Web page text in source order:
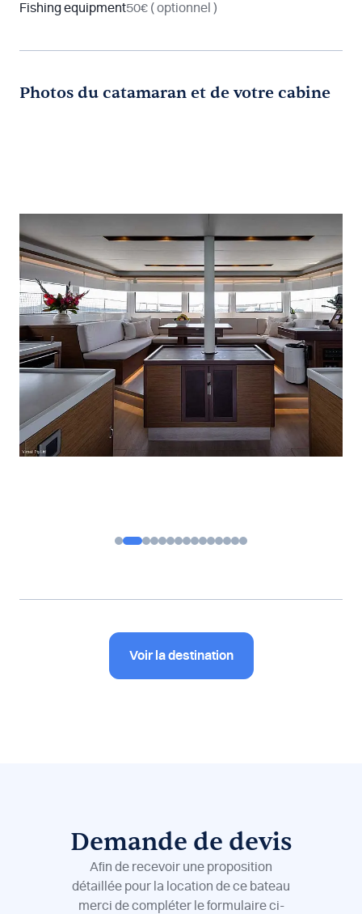
Fishing equipment50€ ( optionnel )
Photos du catamaran et de votre cabine
Voir la destination
Demande de devis
Afin de recevoir une proposition
détaillée pour la location de ce bateau
merci de compléter le formulaire ci-